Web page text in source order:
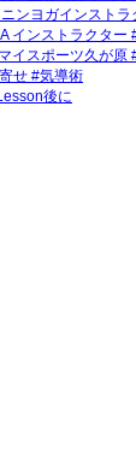
後に